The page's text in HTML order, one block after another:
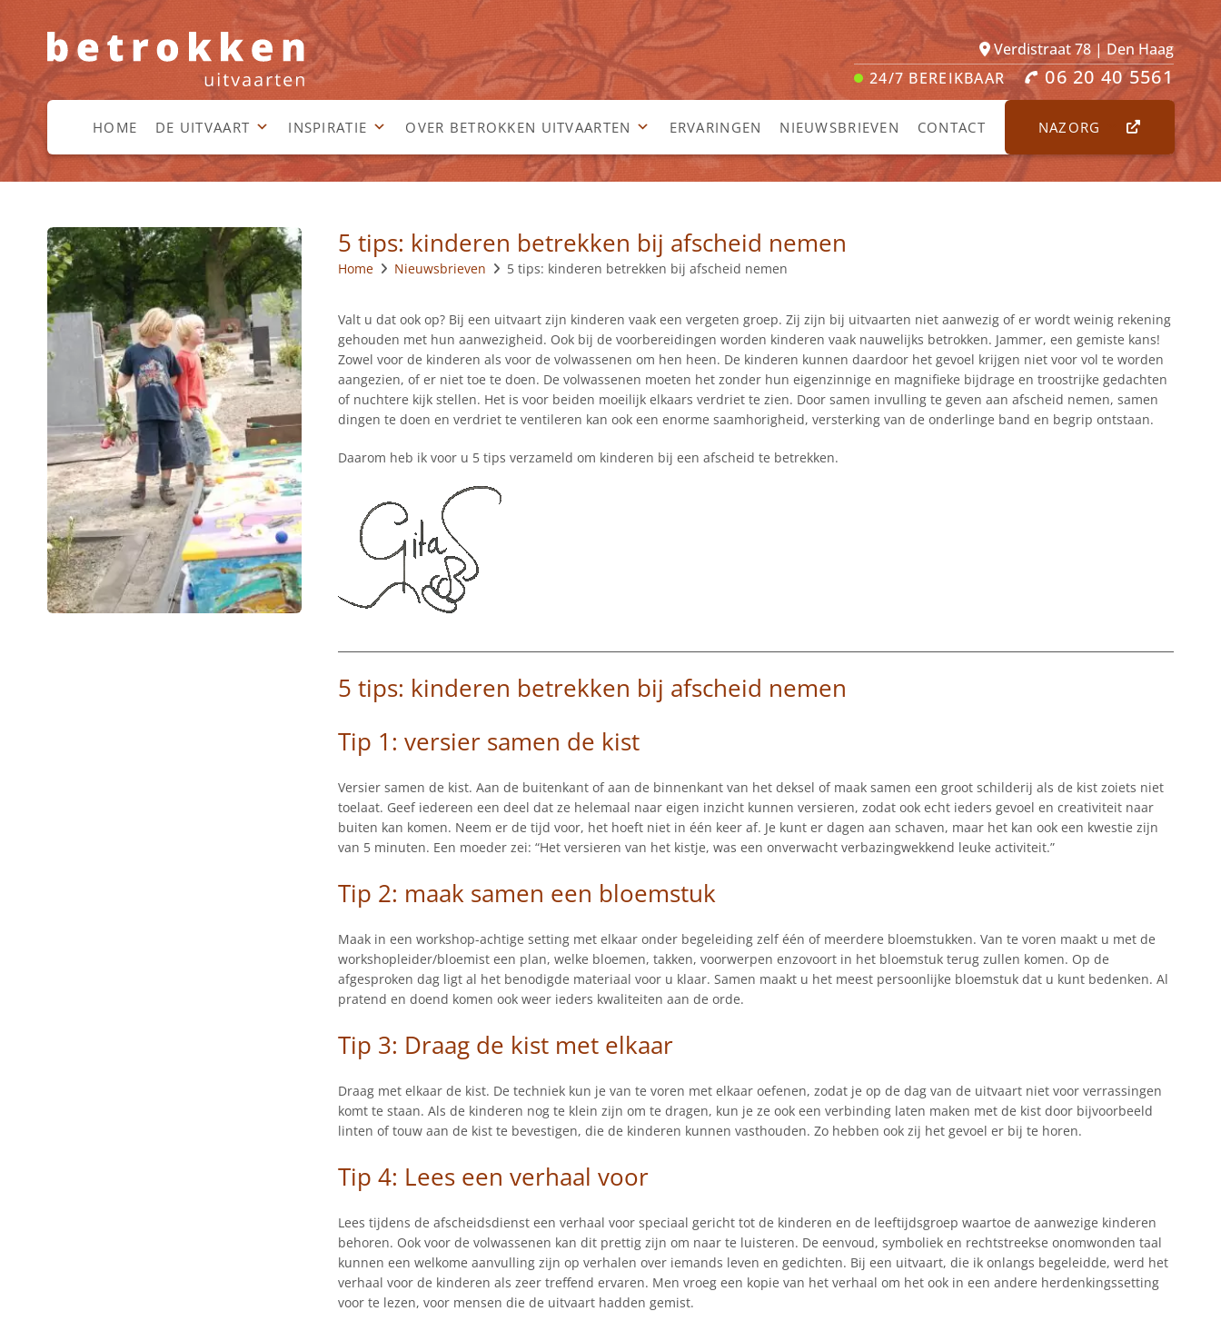
Verdistraat 78 | Den Haag
24/7 BEREIKBAAR 06 20 40 5561
HOME DE UITVAART INSPIRATIE OVER BETROKKEN UITVAARTEN ERVARINGEN NIEUWSBRIEVEN CONTACT NAZORG
5 tips: kinderen betrekken bij afscheid nemen
Home Nieuwsbrieven 5 tips: kinderen betrekken bij afscheid nemen
Valt u dat ook op? Bij een uitvaart zijn kinderen vaak een vergeten groep. Zij zijn bij uitvaarten niet aanwezig of er wordt weinig rekening
gehouden met hun aanwezigheid. Ook bij de voorbereidingen worden kinderen vaak nauwelijks betrokken. Jammer, een gemiste kans!
Zowel voor de kinderen als voor de volwassenen om hen heen. De kinderen kunnen daardoor het gevoel krijgen niet voor vol te worden
aangezien, of er niet toe te doen. De volwassenen moeten het zonder hun eigenzinnige en magnifieke bijdrage en troostrijke gedachten
of nuchtere kijk stellen. Het is voor beiden moeilijk elkaars verdriet te zien. Door samen invulling te geven aan afscheid nemen, samen
dingen te doen en verdriet te ventileren kan ook een enorme saamhorigheid, versterking van de onderlinge band en begrip ontstaan.
Daarom heb ik voor u 5 tips verzameld om kinderen bij een afscheid te betrekken.
5 tips: kinderen betrekken bij afscheid nemen
Tip 1: versier samen de kist
Versier samen de kist. Aan de buitenkant of aan de binnenkant van het deksel of maak samen een groot schilderij als de kist zoiets niet
toelaat. Geef iedereen een deel dat ze helemaal naar eigen inzicht kunnen versieren, zodat ook echt ieders gevoel en creativiteit naar
buiten kan komen. Neem er de tijd voor, het hoeft niet in één keer af. Je kunt er dagen aan schaven, maar het kan ook een kwestie zijn
van 5 minuten. Een moeder zei: “Het versieren van het kistje, was een onverwacht verbazingwekkend leuke activiteit.”
Tip 2: maak samen een bloemstuk
Maak in een workshop-achtige setting met elkaar onder begeleiding zelf één of meerdere bloemstukken. Van te voren maakt u met de
workshopleider/bloemist een plan, welke bloemen, takken, voorwerpen enzovoort in het bloemstuk terug zullen komen. Op de
afgesproken dag ligt al het benodigde materiaal voor u klaar. Samen maakt u het meest persoonlijke bloemstuk dat u kunt bedenken. Al
pratend en doend komen ook weer ieders kwaliteiten aan de orde.
Tip 3: Draag de kist met elkaar
Draag met elkaar de kist. De techniek kun je van te voren met elkaar oefenen, zodat je op de dag van de uitvaart niet voor verrassingen
komt te staan. Als de kinderen nog te klein zijn om te dragen, kun je ze ook een verbinding laten maken met de kist door bijvoorbeeld
linten of touw aan de kist te bevestigen, die de kinderen kunnen vasthouden. Zo hebben ook zij het gevoel er bij te horen.
Tip 4: Lees een verhaal voor
Lees tijdens de afscheidsdienst een verhaal voor speciaal gericht tot de kinderen en de leeftijdsgroep waartoe de aanwezige kinderen
behoren. Ook voor de volwassenen kan dit prettig zijn om naar te luisteren. De eenvoud, symboliek en rechtstreekse onomwonden taal
kunnen een welkome aanvulling zijn op verhalen over iemands leven en gedichten. Bij een uitvaart, die ik onlangs begeleidde, werd het
verhaal voor de kinderen als zeer treffend ervaren. Men vroeg een kopie van het verhaal om het ook in een andere herdenkingssetting
voor te lezen, voor mensen die de uitvaart hadden gemist.